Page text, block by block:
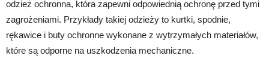
odzież ochronna, która zapewni odpowiednią ochronę przed tymi
zagrożeniami. Przykłady takiej odzieży to kurtki, spodnie,
rękawice i buty ochronne wykonane z wytrzymałych materiałów,
które są odporne na uszkodzenia mechaniczne.